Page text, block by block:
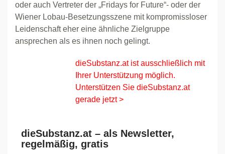
oder auch Vertreter der „Fridays for Future“- oder der
Wiener Lobau-Besetzungsszene mit kompromissloser
Leidenschaft eher eine ähnliche Zielgruppe
ansprechen als es ihnen noch gelingt.
dieSubstanz.at ist ausschließlich mit
Ihrer Unterstützung möglich.
Unterstützen Sie dieSubstanz.at
gerade jetzt >
dieSubstanz.at – als Newsletter,
regelmäßig, gratis